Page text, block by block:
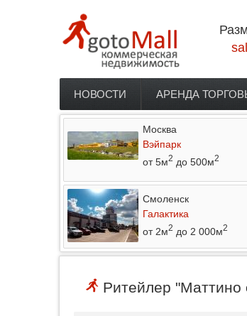
Главное меню
НОВОСТИ АРЕНДА
Москва
Вэйпарк
от 5м2 до 500м2
Смоленск
Галактика
от 2м2 до 2 000м2
Ритейлер